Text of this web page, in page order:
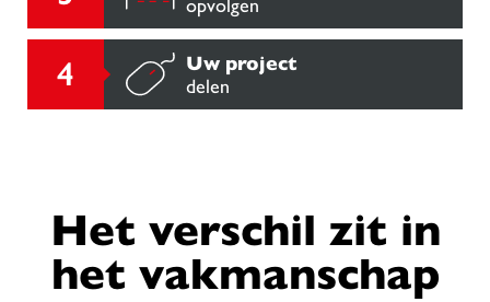
opvolgen
Uw project
delen
Het verschil zit in
het vakmanschap